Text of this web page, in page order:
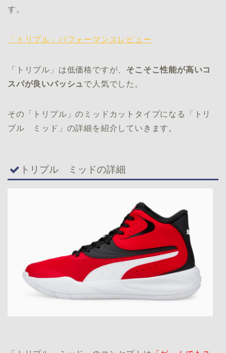
す。
「トリプル」パフォーマンスレビュー
「トリプル」は低価格ですが、 そこそこ性能が高いコ
スパが良いバッシュ で人気でした。
その「トリプル」のミッドカットタイプになる「トリ
プル ミッド」の詳細を紹介していきます。
トリプル ミッドの詳細